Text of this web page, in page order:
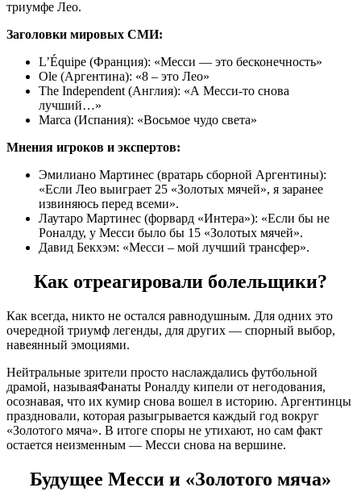
триумфе Лео.
Заголовки мировых СМИ:
L’Équipe (Франция): «Месси — это бесконечность»
Ole (Аргентина): «8 – это Лео»
The Independent (Англия): «А Месси-то снова
лучший…»
Marca (Испания): «Восьмое чудо света»
Мнения игроков и экспертов:
Эмилиано Мартинес (вратарь сборной Аргентины):
«Если Лео выиграет 25 «Золотых мячей», я заранее
извиняюсь перед всеми».
Лаутаро Мартинес (форвард «Интера»): «Если бы не
Роналду, у Месси было бы 15 «Золотых мячей».
Давид Бекхэм: «Месси – мой лучший трансфер».
Как отреагировали болельщики?
Как всегда, никто не остался равнодушным. Для одних это
очередной триумф легенды, для других — спорный выбор,
навеянный эмоциями.
Нейтральные зрители просто наслаждались футбольной
драмой, называяФанаты Роналду кипели от негодования,
осознавая, что их кумир снова вошел в историю. Аргентинцы
праздновали, которая разыгрывается каждый год вокруг
«Золотого мяча». В итоге споры не утихают, но сам факт
остается неизменным — Месси снова на вершине.
Будущее Месси и «Золотого мяча»